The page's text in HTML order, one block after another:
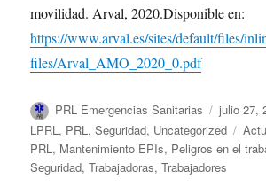
movilidad. Arval, 2020.Disponible en:
https://www.arval.es/sites/default/files/
files/Arval_AMO_2020_0.pdf
Autor
PRL Emergencias Sanitarias
el
julio 27,
LPRL , PRL ,Seguridad, Uncategorized
PRL , Mantenimiento EPIs, Peligros en el
Seguridad,Trabajadoras,Trabajadores